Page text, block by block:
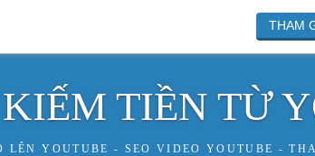
THAM
KIẾM TIỀN TỪ
YOUTUBE - SEO VIDEO YOUTUBE -